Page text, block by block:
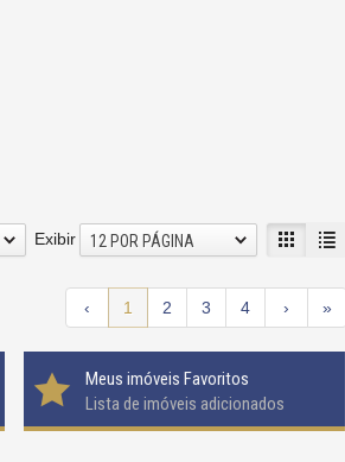
Exibir 12 POR PÁGINA
‹ 1 2 3 4 › »
Meus imóveis Favoritos
Lista de imóveis adicionados